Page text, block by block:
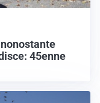
45enne